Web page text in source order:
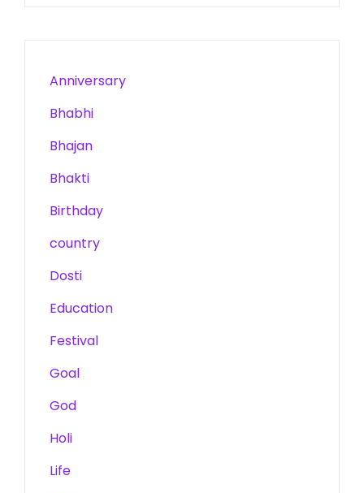
Anniversary
Bhabhi
Bhajan
Bhakti
Birthday
country
Dosti
Education
Festival
Goal
God
Holi
Life